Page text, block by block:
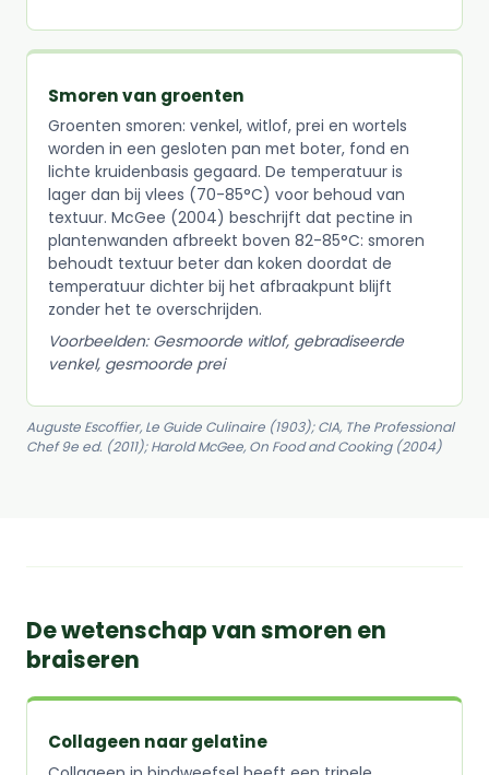
Smoren van groenten
Groenten smoren: venkel, witlof, prei en wortels
worden in een gesloten pan met boter, fond en
lichte kruidenbasis gegaard. De temperatuur is
lager dan bij vlees (70-85°C) voor behoud van
textuur. McGee (2004) beschrijft dat pectine in
plantenwanden afbreekt boven 82-85°C: smoren
behoudt textuur beter dan koken doordat de
temperatuur dichter bij het afbraakpunt blijft
zonder het te overschrijden.
Voorbeelden: Gesmoorde witlof, gebradiseerde
venkel, gesmoorde prei
Auguste Escoffier, Le Guide Culinaire (1903); CIA, The Professional
Chef 9e ed. (2011); Harold McGee, On Food and Cooking (2004)
De wetenschap van smoren en
braiseren
Collageen naar gelatine